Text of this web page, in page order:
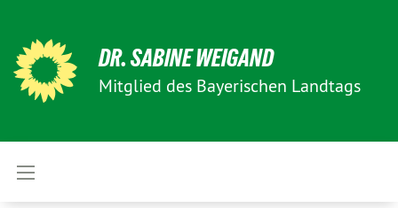
DR. SABINE WEIGAND
Mitglied des Bayerischen Landtags